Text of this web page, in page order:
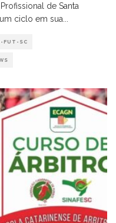
de Santa
ciclo em sua
FUT-SC